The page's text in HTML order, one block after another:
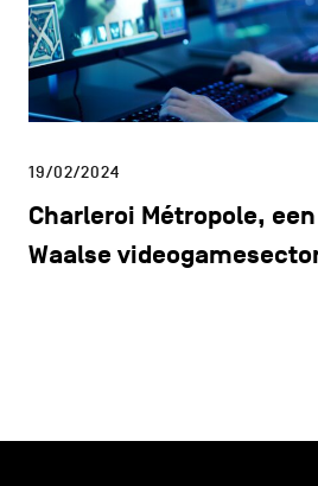
19/02/2024
Charleroi Métropole,
Waalse